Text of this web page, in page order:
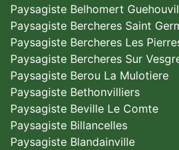
Paysagiste Belhomert
Paysagiste Bercheres Saint
Paysagiste Bercheres Les
Paysagiste Bercheres Sur
Paysagiste Berou La Mulotiere
Paysagiste Bethonvilliers
Paysagiste Beville Le Comte
Paysagiste Billancelles
Paysagiste Blandainville